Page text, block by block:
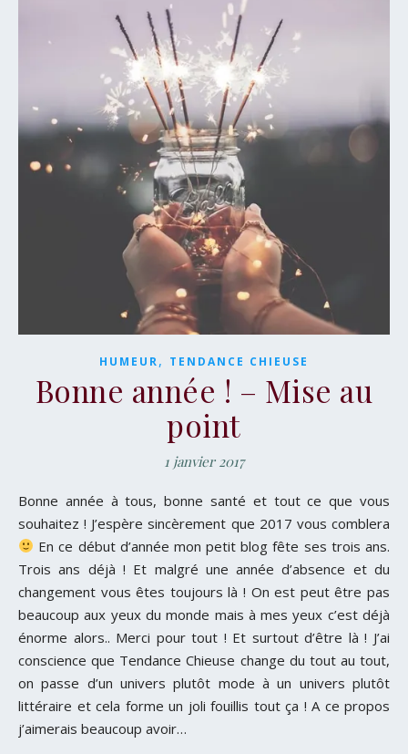
HUMEUR, TENDANCE CHIEUSE
Bonne année ! – Mise au
point
1 janvier 2017
Bonne année à tous, bonne santé et tout ce que vous
souhaitez ! J’espère sincèrement que 2017 vous comblera
En ce début d’année mon petit blog fête ses trois ans.
Trois ans déjà ! Et malgré une année d’absence et du
changement vous êtes toujours là ! On est peut être pas
beaucoup aux yeux du monde mais à mes yeux c’est déjà
énorme alors.. Merci pour tout ! Et surtout d’être là ! J’ai
conscience que Tendance Chieuse change du tout au tout,
on passe d’un univers plutôt mode à un univers plutôt
littéraire et cela forme un joli fouillis tout ça ! A ce propos
j’aimerais beaucoup avoir…